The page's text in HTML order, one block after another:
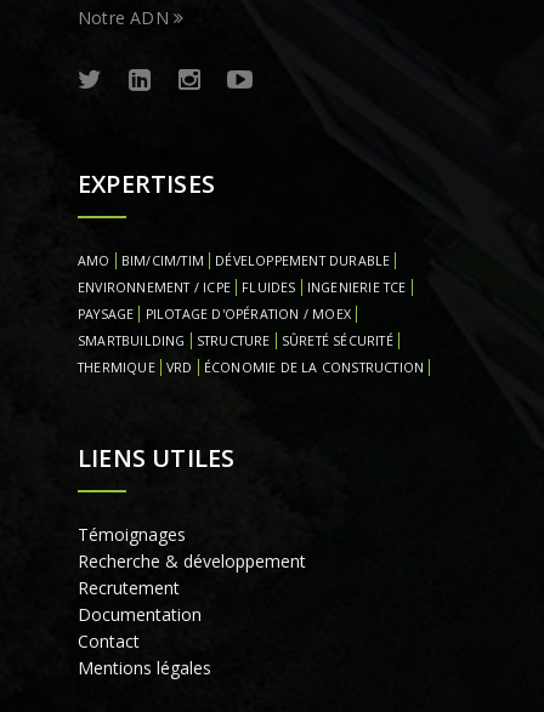
Notre ADN
EXPERTISES
AMO BIM/CIM/TIM
DÉVELOPPEMENT DURABLE
ENVIRONNEMENT / ICPE
FLUIDES
INGENIERIE TCE
PAYSAGE
PILOTAGE D'OPÉRATION / MOEX
SMARTBUILDING
STRUCTURE
SÛRETÉ SÉCURITÉ
THERMIQUE
VRD ÉCONOMIE DE LA CONSTRUCTION
LIENS UTILES
Témoignages
Recherche & développement
Recrutement
Documentation
Contact
Mentions légales